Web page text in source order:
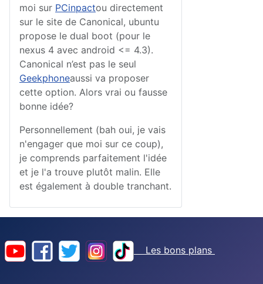
moi sur PCinpactou directement
sur le site de Canonical, ubuntu
propose le dual boot (pour le
nexus 4 avec android <= 4.3).
Canonical n’est pas le seul
Geekphoneaussi va proposer
cette option. Alors vrai ou fausse
bonne idée?
Personnellement (bah oui, je vais
n'engager que moi sur ce coup),
je comprends parfaitement l'idée
et je l'a trouve plutôt malin. Elle
est également à double tranchant.
Les bons plans